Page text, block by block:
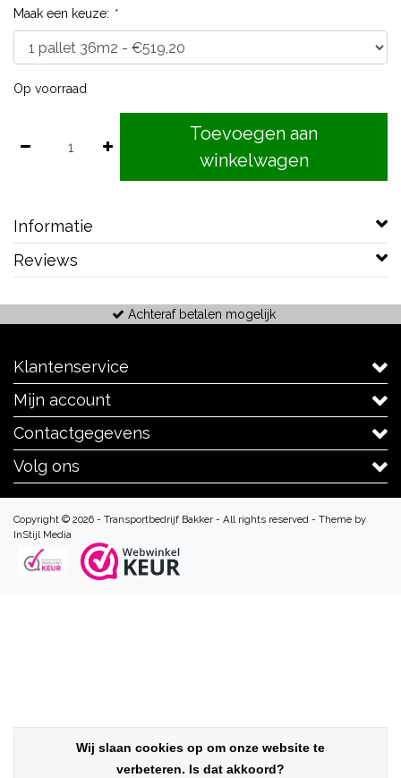
Maak een keuze: *
Op voorraad
Toevoegen aan
winkelwagen
Informatie
Reviews
Achteraf betalen mogelijk
Klantenservice
Mijn account
Contactgegevens
Volg ons
Copyright © 2026 - Transportbedrijf Bakker - All rights reserved - Theme by
InStijl Media
Wij slaan cookies op om onze website te
verbeteren. Is dat akkoord?